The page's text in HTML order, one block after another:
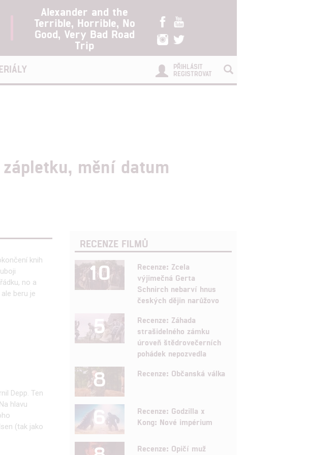
Alexander and the
Terrible, Horrible, No
Good, Very Bad Road
Trip
PŘIHLÁSIT
REGISTROVAT
mění datum
knih
no a
beru je
Depp. Ten
hlavu
(tak jako
RECENZE FILMŮ
10
Recenze: Zcela
výjimečná Gerta
Schnirch nebarví hnus
českých dějin narůžovo
5
Recenze: Záhada
strašidelného zámku
úroveň štědrovečerních
pohádek nepozvedla
8 Recenze: Občanská válka
6
Recenze: Godzilla x
Kong: Nové impérium
Recenze: Opičí muž